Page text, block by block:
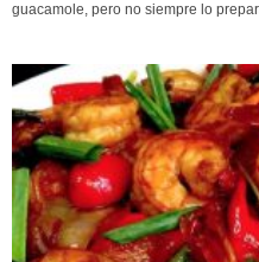
guacamole, pero no siempre lo